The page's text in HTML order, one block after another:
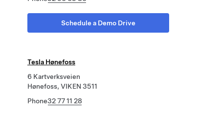
Schedule a Demo Drive
Tesla Hønefoss
6 Kartverksveien
Hønefoss, VIKEN 3511
Phone32 77 11 28